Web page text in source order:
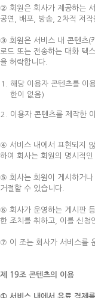
② 회원은 회사가 제공하는
공연, 배포, 방송, 2차적 저작
③ 회원은 서비스 내 콘텐츠(
로드 또는 전송하는 대화 텍
을 허락합니다.
해당 이용자 콘텐츠를 이
한이 없음)
이용자 콘텐츠를 제작한
④ 서비스 내에서 표현되지
하여 회사는 회원의 명시적
⑤ 회사는 회원이 게시하거나
거절할 수 있습니다.
⑥ 회사가 운영하는 게시판
한 조치를 취하고, 이를 신청
⑦ 이 조는 회사가 서비스를
제 19조 콘텐츠의 이용